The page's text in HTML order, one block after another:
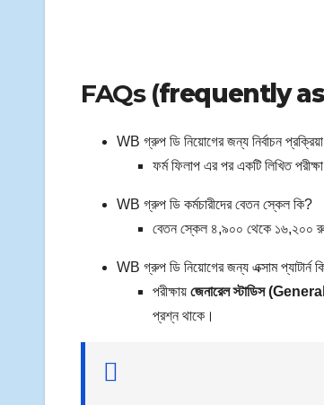
FAQs (frequently
WB গ্রুপ ডি নিয়োগের জন্য নির্বাচন
ফর্ম ফিলাপ এর পর একটি লিখিত
WB গ্রুপ ডি কর্মচারীদের বেতন স্কেল কি?
বেতন স্কেল ৪,৯০০ থেকে ১৬,২০০
WB গ্রুপ ডি নিয়োগের জন্য এক্সাম প্যাটার্ন
পরীক্ষায় জেনারেল স্টাডিস
প্রশ্ন থাকে।